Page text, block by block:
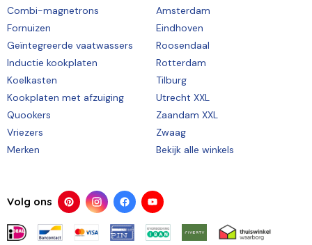
Combi-magnetrons
Fornuizen
Geïntegreerde vaatwassers
Inductie kookplaten
Koelkasten
Kookplaten met afzuiging
Quookers
Vriezers
Merken
Amsterdam
Eindhoven
Roosendaal
Rotterdam
Tilburg
Utrecht XXL
Zaandam XXL
Zwaag
Bekijk alle winkels
Volg ons